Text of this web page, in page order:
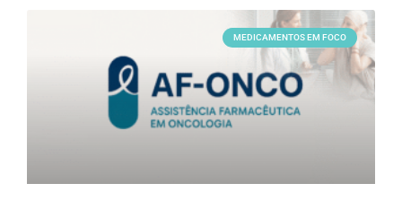
MEDICAMENTOS EM FOCO